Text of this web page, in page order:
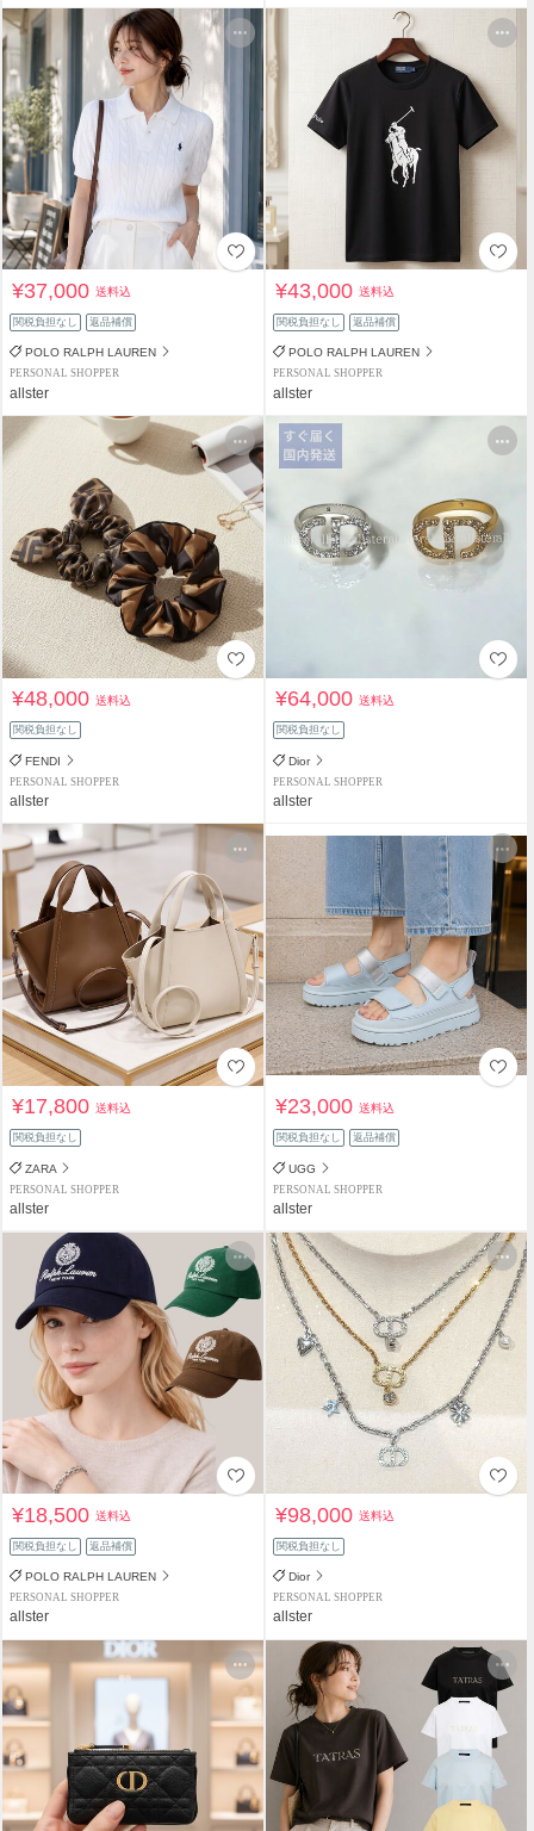
¥37,000送料込
関税負担なし 返品補償
POLO RALPH LAUREN
PERSONAL SHOPPER
allster
¥43,000送料込
関税負担なし 返品補償
POLO RALPH LAUREN
PERSONAL SHOPPER
allster
¥48,000送料込
関税負担なし
FENDI
PERSONAL SHOPPER
allster
¥64,000送料込
関税負担なし
Dior
PERSONAL SHOPPER
allster
¥17,800送料込
関税負担なし
ZARA
PERSONAL SHOPPER
allster
¥23,000送料込
関税負担なし 返品補償
UGG
PERSONAL SHOPPER
allster
¥18,500送料込
関税負担なし 返品補償
POLO RALPH LAUREN
PERSONAL SHOPPER
allster
¥98,000送料込
関税負担なし
Dior
PERSONAL SHOPPER
allster